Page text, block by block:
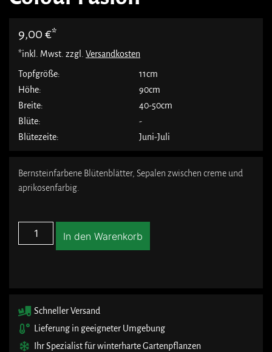
9,00 €
*inkl. Mwst. zzgl. Versandkosten
Topfgröße:
11cm
Höhe:
90cm
Breite:
40-50cm
Blüte:
-
Blütezeite:
Juni-Juli
Bernsteinfarbene Blütenblätter, Sepalen zwischen creme und
aprikosenfarbig.
In den Warenkorb
Schneller Versand
Lieferung in geeigneter Umgebung
Ihr Spezialist für winterharte Gartenpflanzen